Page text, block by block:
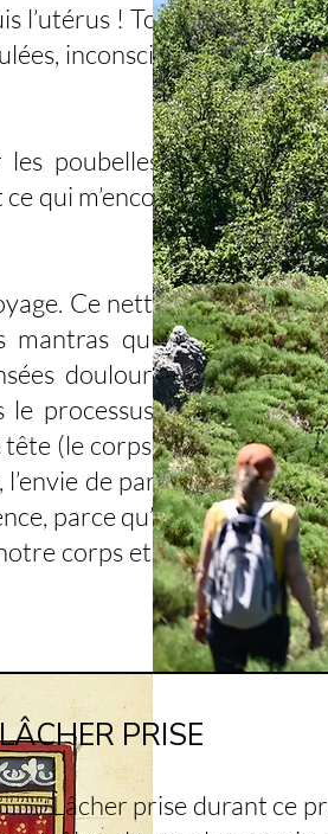
l’utérus ! Toute la
inconscientes,
poubelles sans
qui m’encombre,
Ce nettoyage
mantras qui vont
douloureuses,
processus de la
(le corps libère
de partir, de
parce qu’après,
corps et notre
PRISE
prise durant ce